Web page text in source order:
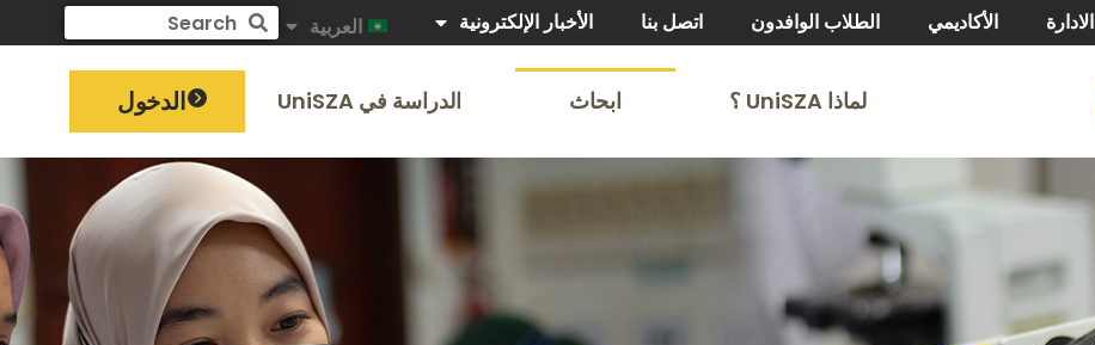
الادارة الأكاديمي الطلاب الوافدون اتصل بنا الأخبار الإلكترونية العربية
لماذا UniSZA ⸮ ابحاث الدراسة في UniSZA الدخول